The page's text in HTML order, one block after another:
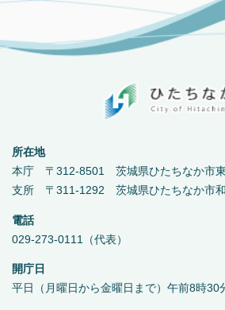
所在地
本庁 〒312-8501 茨城県ひたちなか市
支所 〒311-1292 茨城県ひたちなか市
電話
029-273-0111（代表）
開庁日
平日（月曜日から金曜日まで）午前8時30